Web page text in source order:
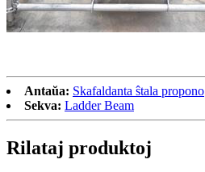
Antaŭa: Skafaldanta ŝtala propono
Sekva: Ladder Beam
Rilataj produktoj